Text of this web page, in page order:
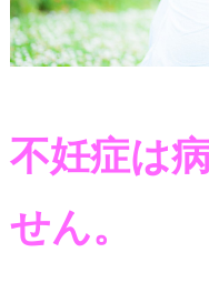
不妊症は
せん。